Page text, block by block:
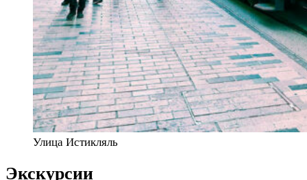
Улица Истикляль
Экскурсии